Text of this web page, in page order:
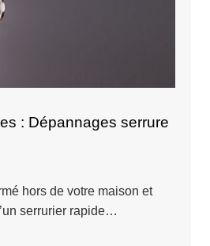
: Dépannages serrure
hors de votre maison et
serrurier rapide…